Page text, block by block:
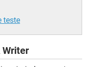
teste
Writer